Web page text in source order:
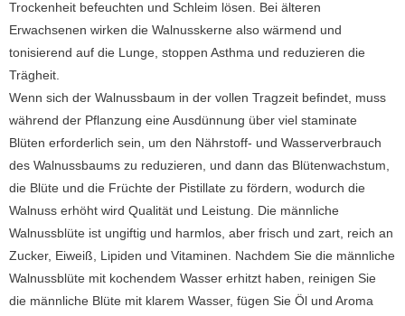
Trockenheit befeuchten und Schleim lösen. Bei älteren
Erwachsenen wirken die Walnusskerne also wärmend und
tonisierend auf die Lunge, stoppen Asthma und reduzieren die
Trägheit.
Wenn sich der Walnussbaum in der vollen Tragzeit befindet, muss
während der Pflanzung eine Ausdünnung über viel staminate
Blüten erforderlich sein, um den Nährstoff- und Wasserverbrauch
des Walnussbaums zu reduzieren, und dann das Blütenwachstum,
die Blüte und die Früchte der Pistillate zu fördern, wodurch die
Walnuss erhöht wird Qualität und Leistung. Die männliche
Walnussblüte ist ungiftig und harmlos, aber frisch und zart, reich an
Zucker, Eiweiß, Lipiden und Vitaminen. Nachdem Sie die männliche
Walnussblüte mit kochendem Wasser erhitzt haben, reinigen Sie
die männliche Blüte mit klarem Wasser, fügen Sie Öl und Aroma